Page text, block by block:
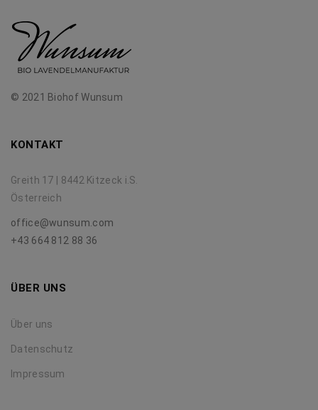
© 2021 Biohof Wunsum
KONTAKT
Greith 17 | 8442 Kitzeck i.S.
Österreich
office@wunsum.com
+43 664 812 88 36
ÜBER UNS
Über uns
Datenschutz
Impressum